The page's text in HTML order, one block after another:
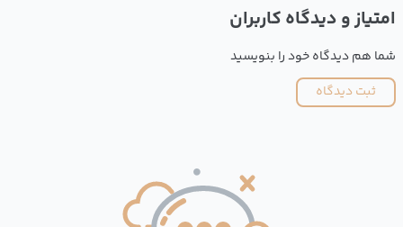
امتیاز و دیدگاه کاربران
شما هم دیدگاه خود را بنویسید
ثبت دیدگاه